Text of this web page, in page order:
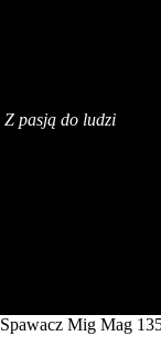
Z pasją do ludzi
Spawacz Mig Mag